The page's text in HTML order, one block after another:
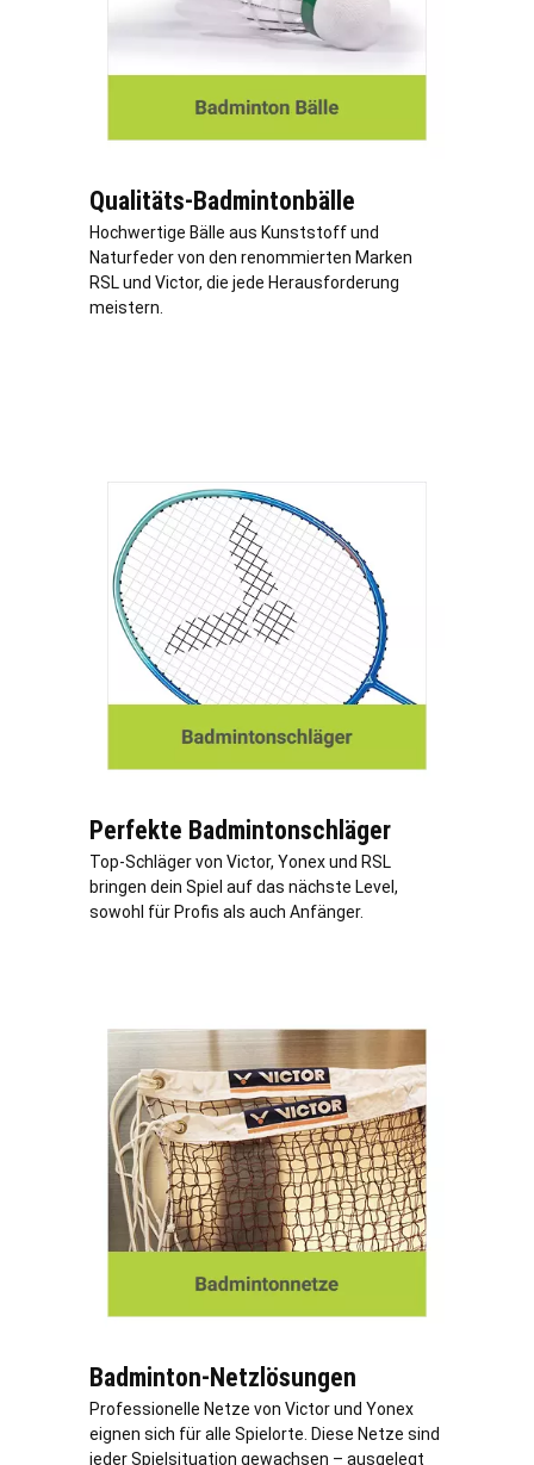
Qualitäts-Badmintonbälle
Hochwertige Bälle aus Kunststoff und
Naturfeder von den renommierten Marken
RSL und Victor, die jede Herausforderung
meistern.
Perfekte Badmintonschläger
Top-Schläger von Victor, Yonex und RSL
bringen dein Spiel auf das nächste Level,
sowohl für Profis als auch Anfänger.
Badminton-Netzlösungen
Professionelle Netze von Victor und Yonex
eignen sich für alle Spielorte. Diese Netze sind
jeder Spielsituation gewachsen – ausgelegt